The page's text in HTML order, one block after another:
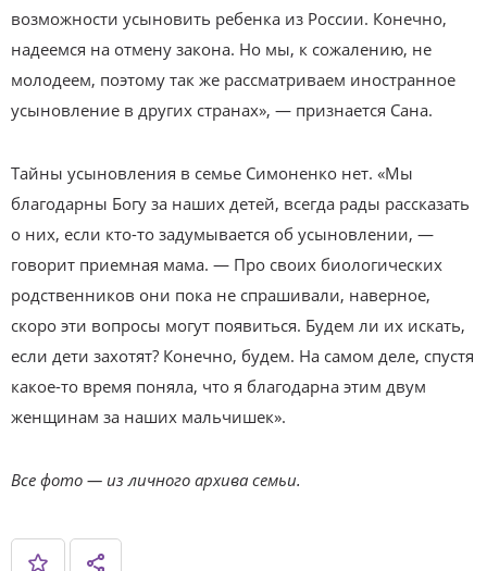
возможности усыновить ребенка из России. Конечно,
надеемся на отмену закона. Но мы, к сожалению, не
молодеем, поэтому так же рассматриваем иностранное
усыновление в других странах», — признается Сана.
Тайны усыновления в семье Симоненко нет. «Мы
благодарны Богу за наших детей, всегда рады рассказать
о них, если кто-то задумывается об усыновлении, —
говорит приемная мама. — Про своих биологических
родственников они пока не спрашивали, наверное,
скоро эти вопросы могут появиться. Будем ли их искать,
если дети захотят? Конечно, будем. На самом деле, спустя
какое-то время поняла, что я благодарна этим двум
женщинам за наших мальчишек».
Все фото — из личного архива семьи.